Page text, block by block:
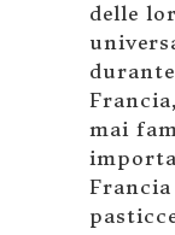
delle
mai